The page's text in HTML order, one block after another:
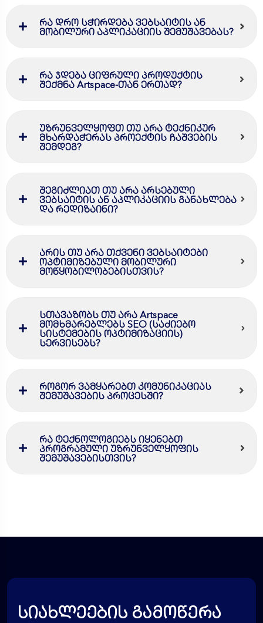
რა დრო სჭირდება ვებსაიტის ან
მობილური აპლიკაციის შემუშავებას?
რა ჯდება ციფრული პროდუქტის
შექმნა Artspace-თან ერთად?
უზრუნველყოფთ თუ არა ტექნიკურ
მხარდაჭერას პროექტის ჩაშვების
შემდეგ?
შეგიძლიათ თუ არა არსებული
ვებსაიტის ან აპლიკაციის განახლება
და რედიზაინი?
არის თუ არა თქვენი ვებსაიტები
ოპტიმიზებული მობილური
მოწყობილობებისთვის?
სთავაზობს თუ არა Artspace
მომხმარებლებს SEO (საძიებო
სისტემების ოპტიმიზაციის)
სერვისებს?
როგორ ვამყარებთ კომუნიკაციას
შემუშავების პროცესში?
რა ტექნოლოგიებს იყენებთ
პროგრამული უზრუნველყოფის
შემუშავებისთვის?
სიახლეების გამოწერა